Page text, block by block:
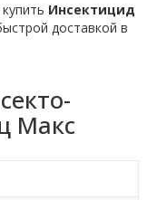
Инсектицид
доставкой в
Макс